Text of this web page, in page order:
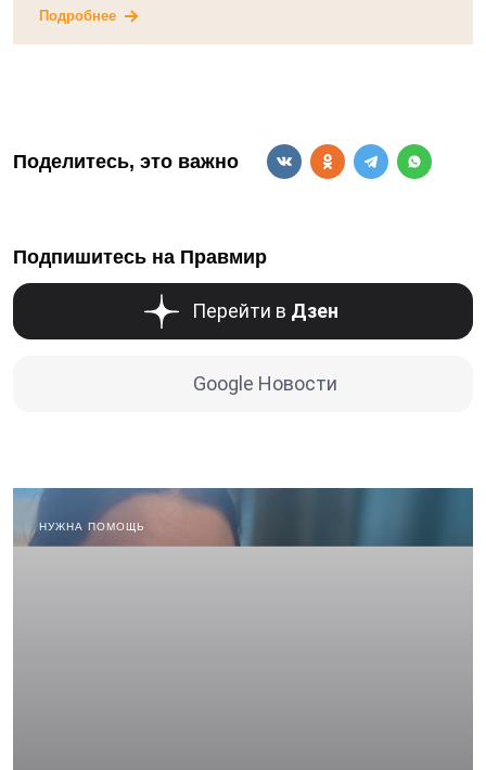
Подробнее
Поделитесь, это важно
Подпишитесь на Правмир
Перейти в Дзен
Google Новости
НУЖНА ПОМОЩЬ